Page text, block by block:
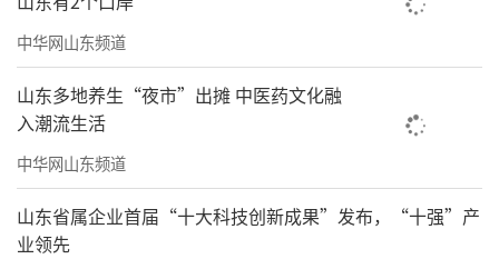
中华网山东频道
山东多地养生“夜市”出摊 中医药文化融
入潮流生活
中华网山东频道
山东省属企业首届“十大科技创新成果”发布，“十强”产
业领先